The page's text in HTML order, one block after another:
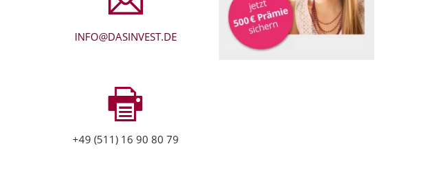
INFO@DASINVEST.DE
+49 (511) 16 90 80 79